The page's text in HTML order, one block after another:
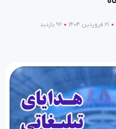
21 فروردین 1404 96 بازدید